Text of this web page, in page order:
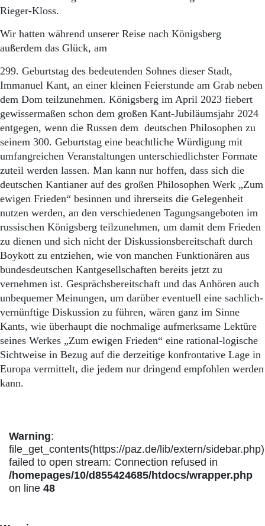
Rieger-Kloss.
Wir hatten während unserer Reise nach Königsberg
außerdem das Glück, am
299. Geburtstag des bedeutenden Sohnes dieser Stadt,
Immanuel Kant, an einer kleinen Feierstunde am Grab neben
dem Dom teilzunehmen. Königsberg im April 2023 fiebert
gewissermaßen schon dem großen Kant-Jubiläumsjahr 2024
entgegen, wenn die Russen dem deutschen Philosophen zu
seinem 300. Geburtstag eine beachtliche Würdigung mit
umfangreichen Veranstaltungen unterschiedlichster Formate
zuteil werden lassen. Man kann nur hoffen, dass sich die
deutschen Kantianer auf des großen Philosophen Werk „Zum
ewigen Frieden“ besinnen und ihrerseits die Gelegenheit
nutzen werden, an den verschiedenen Tagungsangeboten im
russischen Königsberg teilzunehmen, um damit dem Frieden
zu dienen und sich nicht der Diskussionsbereitschaft durch
Boykott zu entziehen, wie von manchen Funktionären aus
bundesdeutschen Kantgesellschaften bereits jetzt zu
vernehmen ist. Gesprächsbereitschaft und das Anhören auch
unbequemer Meinungen, um darüber eventuell eine sachlich-
vernünftige Diskussion zu führen, wären ganz im Sinne
Kants, wie überhaupt die nochmalige aufmerksame Lektüre
seines Werkes „Zum ewigen Frieden“ eine rational-logische
Sichtweise in Bezug auf die derzeitige konfrontative Lage in
Europa vermittelt, die jedem nur dringend empfohlen werden
kann.
Warning:
file_get_contents(https://paz.de/lib/extern/
failed to open stream: Connection refused in
/homepages/10/d855424685/htdocs/wrapper.php
on line 48